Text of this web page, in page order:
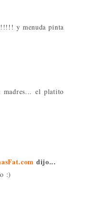
y menuda pinta
madres... el platito
dijo...
:)